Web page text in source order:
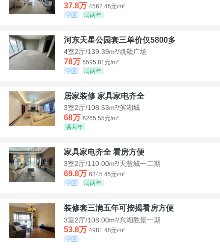
37.8万 4562.46元/m²
学区
满两年
河东天星公园套三单价仅5800多
4室2厅/139.39m²/凯颂广场
78万 5595.81元/m²
学区
满两年
居家装修 家具家电齐全
3室2厅/108.53m²/滨湖城
68万 6265.55元/m²
满两年
家具家电齐全 看房方便
3室2厅/110.00m²/天慧城一二期
69.8万 6345.45元/m²
学区
满两年
装修套三满五年可按揭看房方便
3室2厅/108.00m²/东湖胜景一期
53.8万 4981.48元/m²
学区